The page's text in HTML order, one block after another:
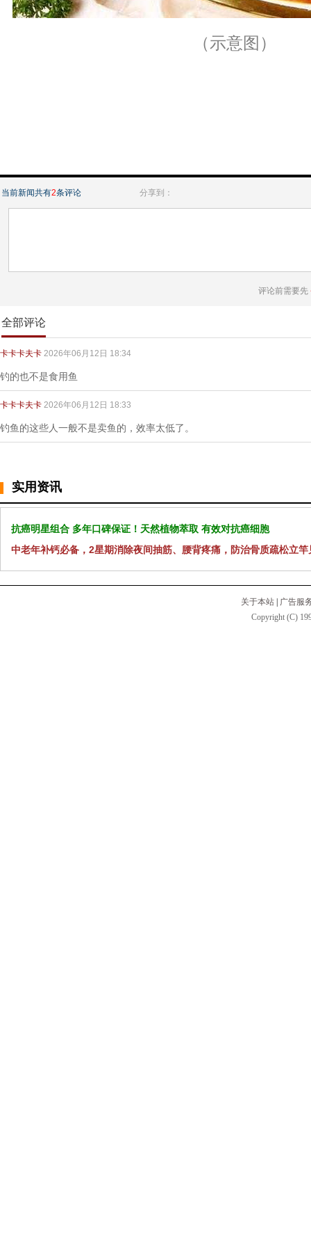
（示意图）
当前新闻共有2条评论 分享到：
评论前需要先
全部评论
卡卡卡夫卡 2026年06月12日 18:34
钓的也不是食用鱼
卡卡卡夫卡 2026年06月12日 18:33
钓鱼的这些人一般不是卖鱼的，效率太低了。
实用资讯
抗癌明星组合 多年口碑保证！天然植物萃取 有效对抗癌细胞
中老年补钙必备，2星期消除夜间抽筋、腰背疼痛，防治骨质疏松立竿
关于本站
广告服
Copyright (C)